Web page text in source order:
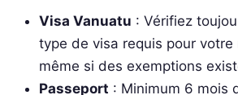
Visa Vanuatu : Vérifiez
type de visa requis pour votre
même si des exemptions
Passeport : Minimum 6 mois